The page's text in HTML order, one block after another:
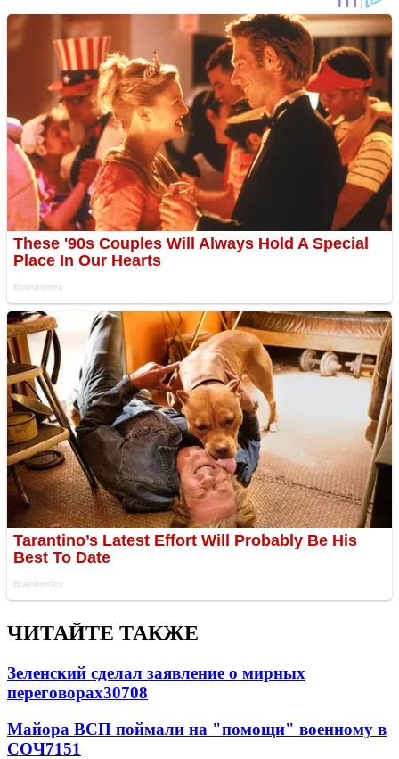
ЧИТАЙТЕ ТАКЖЕ
Зеленский сделал заявление о мирных
переговорах30708
Майора ВСП поймали на "помощи" военному в
СОЧ7151